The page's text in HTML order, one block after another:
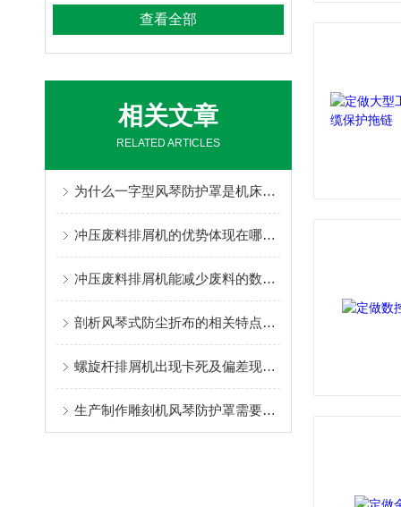
查看全部
相关文章
RELATED ARTICLES
为什么一字型风琴防护罩是机床润滑的重难点
冲压废料排屑机的优势体现在哪些方面？
冲压废料排屑机能减少废料的数量，从而降低成本
剖析风琴式防尘折布的相关特点性能，不可错过
螺旋杆排屑机出现卡死及偏差现象的处理方法
生产制作雕刻机风琴防护罩需要按照要求